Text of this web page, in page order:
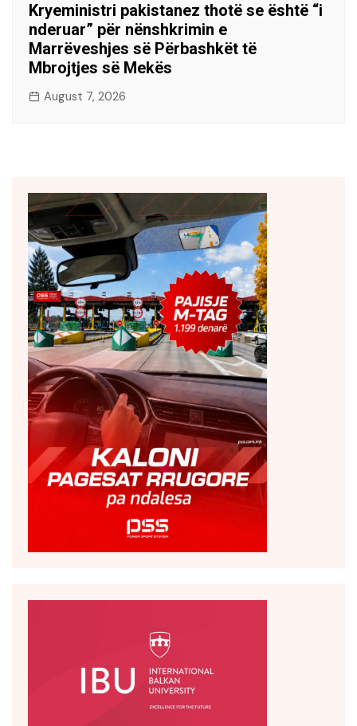
Kryeministri pakistanez thotë se është “i
nderuar” për nënshkrimin e
Marrëveshjes së Përbashkët të
Mbrojtjes së Mekës
August 7, 2026